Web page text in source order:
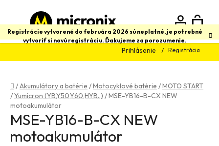
obsah
Registrácie vytvorené do februára 2026 sú neplatné, je potrebné
vytvoriť si novú registráciu. Ďakujeme za porozumenie.
Prihlásenie Registrácia
Hľadať
Domov
/Akumulátory a batérie /Motocyklové batérie /MOTO START
/Yumicron (YB,Y50,Y60,HYB..) /MSE-YB16-B-CX NEW
motoakumulátor
MSE-YB16-B-CX NEW
motoakumulátor